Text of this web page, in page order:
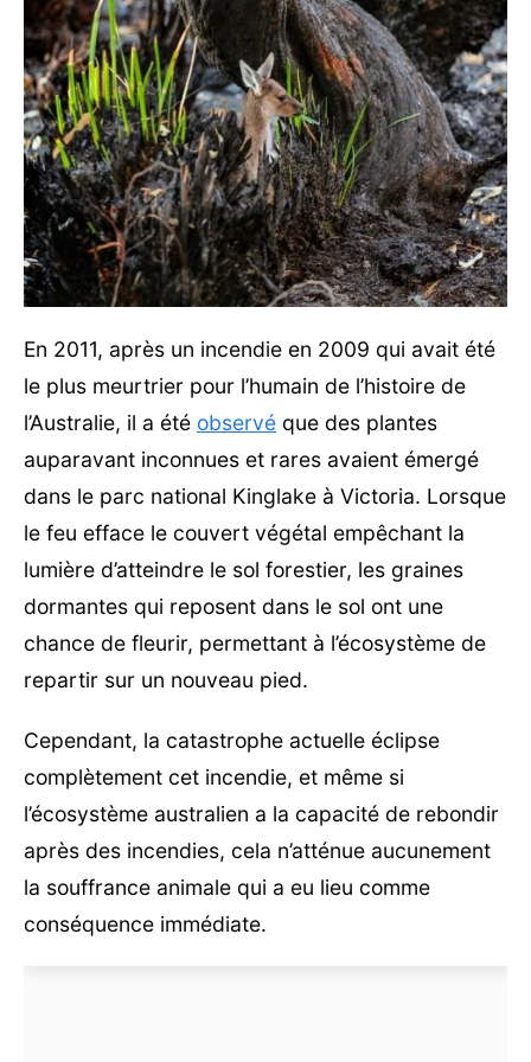
En 2011, après un incendie en 2009 qui avait été
le plus meurtrier pour l’humain de l’histoire de
l’Australie, il a été observé que des plantes
auparavant inconnues et rares avaient émergé
dans le parc national Kinglake à Victoria. Lorsque
le feu efface le couvert végétal empêchant la
lumière d’atteindre le sol forestier, les graines
dormantes qui reposent dans le sol ont une
chance de fleurir, permettant à l’écosystème de
repartir sur un nouveau pied.
Cependant, la catastrophe actuelle éclipse
complètement cet incendie, et même si
l’écosystème australien a la capacité de rebondir
après des incendies, cela n’atténue aucunement
la souffrance animale qui a eu lieu comme
conséquence immédiate.